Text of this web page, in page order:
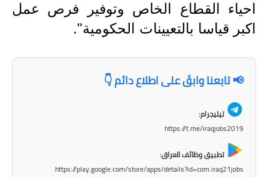
احياء القطاع الخاص وتوفير فرص عمل
اكبر قياسا بالتعيينات الحكومية".
📢 تابعنا وابقَ على اطلاع دائم 👇
تيليجرام:
https://t.me/iraqjobs2019
تطبيق وظائف العراق:
https://play.google.com/store/apps/details?id=com.iraq21jobs